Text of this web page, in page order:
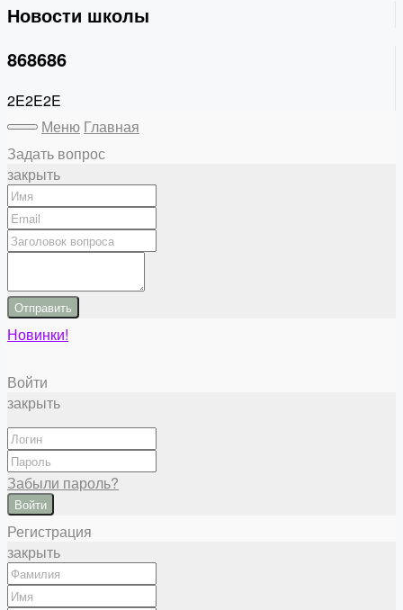
Новости школы
868686
2E2E2E
Меню Главная
Задать вопрос
закрыть
Отправить
Новинки!
Войти
закрыть
Забыли пароль?
Войти
Регистрация
закрыть